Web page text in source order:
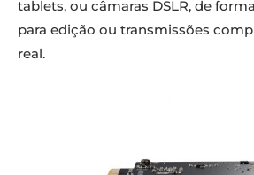
tablets, ou câmaras DSLR, de
para edição ou transmissões
real.